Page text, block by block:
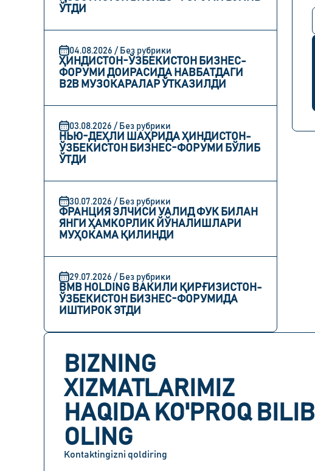
ЎТДИ
04.08.2026 / Без рубрики
ҲИНДИСТОН-ЎЗБЕКИСТОН БИЗНЕС-
ФОРУМИ ДОИРАСИДА НАВБАТДАГИ
B2B МУЗОКАРАЛАР ЎТКАЗИЛДИ
03.08.2026 / Без рубрики
НЬЮ-ДЕҲЛИ ШАҲРИДА ҲИНДИСТОН-
ЎЗБЕКИСТОН БИЗНЕС-ФОРУМИ БЎЛИБ
ЎТДИ
30.07.2026 / Без рубрики
ФРАНЦИЯ ЭЛЧИСИ УАЛИД ФУК БИЛАН
ЯНГИ ҲАМКОРЛИК ЙЎНАЛИШЛАРИ
МУҲОКАМА ҚИЛИНДИ
29.07.2026 / Без рубрики
BMB HOLDING ВАКИЛИ ҚИРҒИЗИСТОН-
ЎЗБЕКИСТОН БИЗНЕС-ФОРУМИДА
ИШТИРОК ЭТДИ
BIZNING
XIZMATLARIMIZ
HAQIDA KO'PROQ BILIB
OLING
Kontaktingizni qoldiring